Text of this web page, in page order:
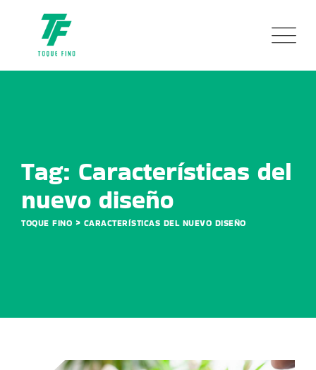
Tag: Características del
nuevo diseño
TOQUE FINO > CARACTERÍSTICAS DEL NUEVO DISEÑO